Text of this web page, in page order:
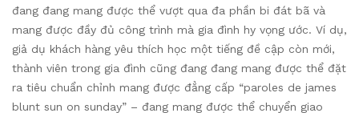
đang đang mang được thể vượt qua đa phần bi đát bã và
mang được đầy đủ công trình mà gia đình hy vọng ước. Ví dụ,
giả dụ khách hàng yêu thích học một tiếng đề cập còn mới,
thành viên trong gia đình cũng đang đang mang được thể đặt
ra tiêu chuẩn chỉnh mang được đẳng cấp “paroles de james
blunt sun on sunday” – đang mang được thể chuyển giao